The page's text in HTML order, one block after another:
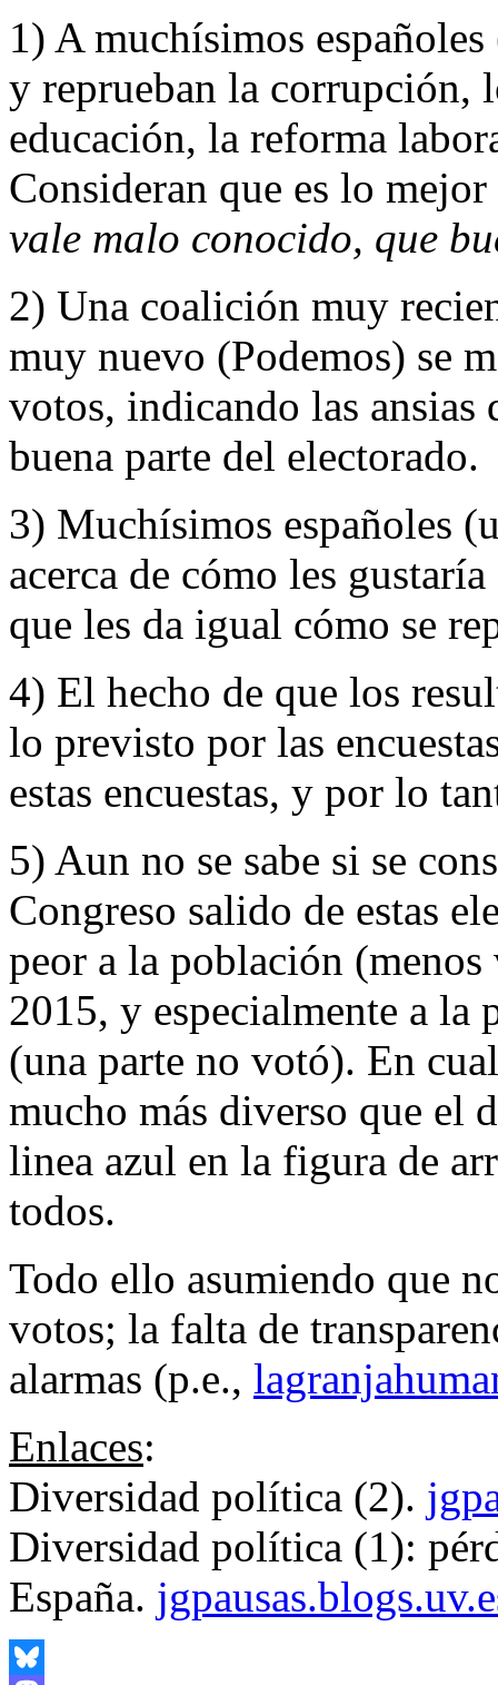
1) A muchísimos
y reprueban la corrupción,
educación, la reforma
Consideran que es lo
vale malo conocido, que
2) Una coalición muy
muy nuevo (Podemos) se
votos, indicando las ansias
buena parte del electorado.
3) Muchísimos españoles
acerca de cómo les
que les da igual cómo se
4) El hecho de que los
lo previsto por las
estas encuestas, y por lo
5) Aun no se sabe si se
Congreso salido de estas
peor a la población
2015, y especialmente a la
(una parte no votó). En
mucho más diverso que el
linea azul en la figura de
todos.
Todo ello asumiendo que
votos; la falta de
alarmas (p.e.,
Enlaces:
Diversidad política (2).
Diversidad política (1):
España.